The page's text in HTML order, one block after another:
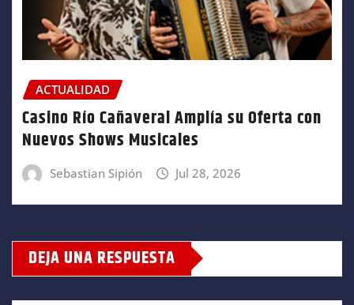
ACTUALIDAD
Casino Río Cañaveral Amplía su Oferta con
Nuevos Shows Musicales
Sebastian Sipión Jul 28, 2026
DEJA UNA RESPUESTA